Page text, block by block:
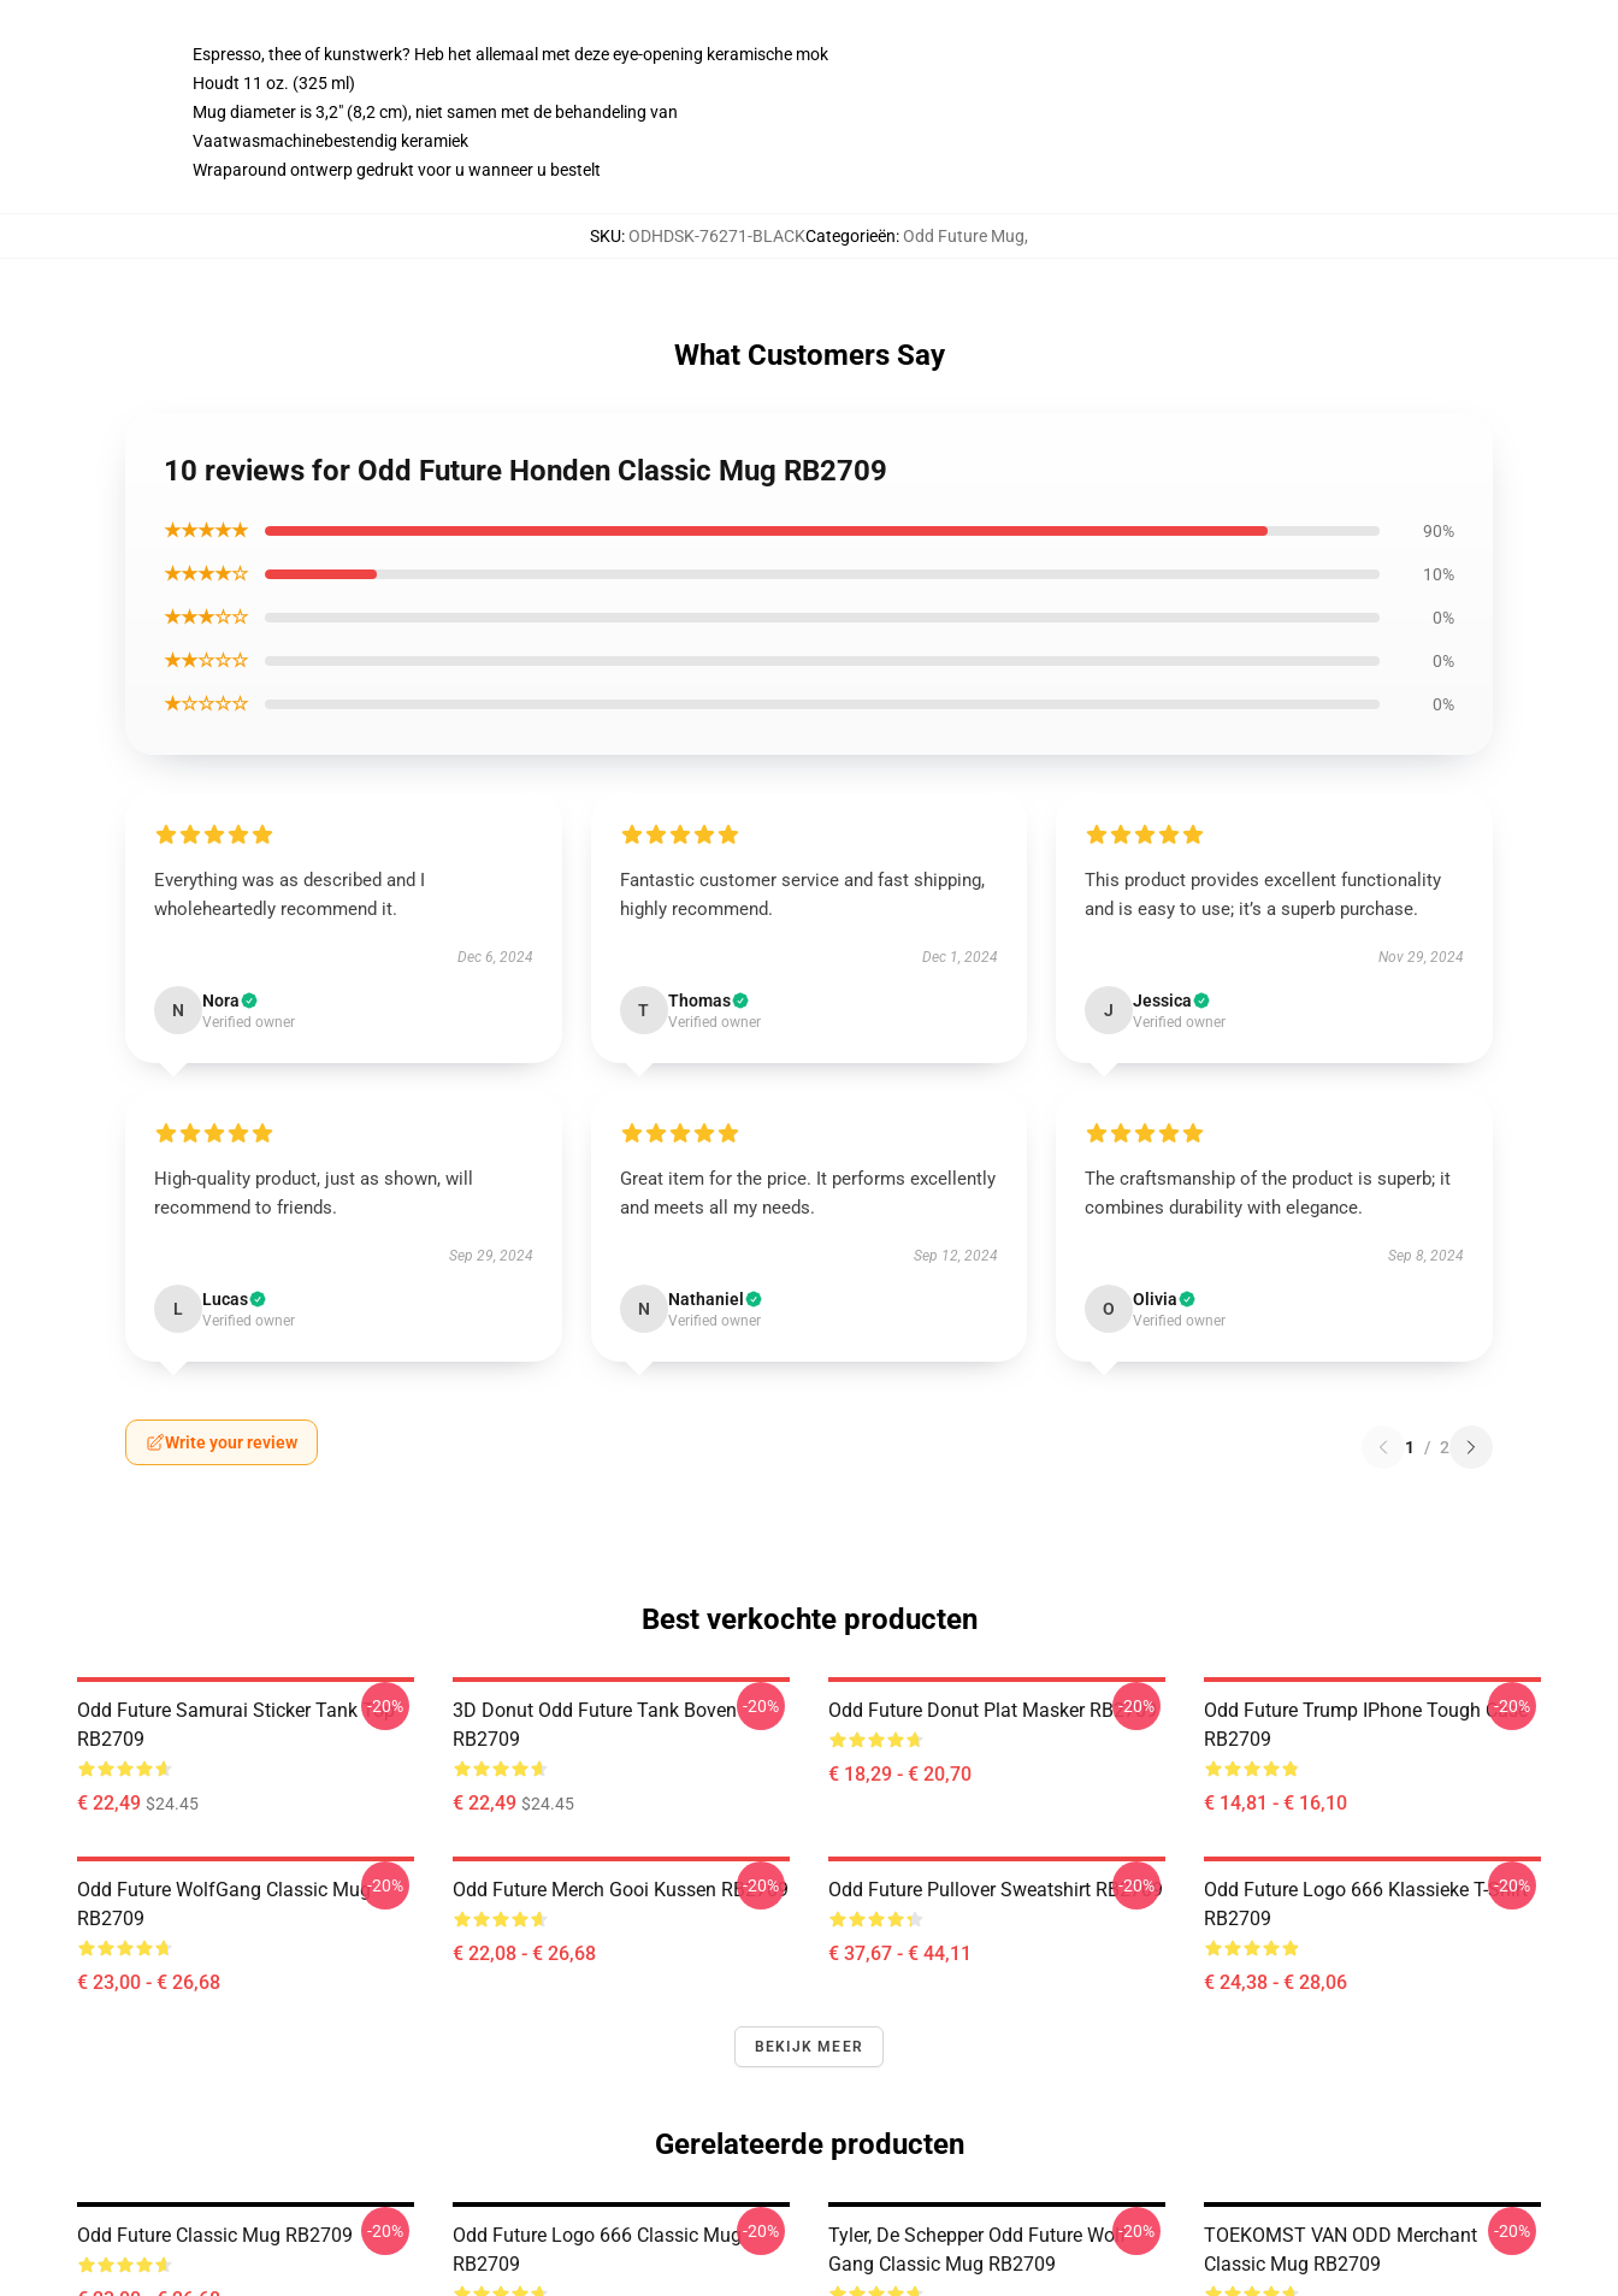
Espresso, thee of kunstwerk? Heb het allemaal met deze eye-opening keramische mok
Houdt 11 oz. (325 ml)
Mug diameter is 3,2" (8,2 cm), niet samen met de behandeling van
Vaatwasmachinebestendig keramiek
Wraparound ontwerp gedrukt voor u wanneer u bestelt
SKU:ODHDSK-76271-BLACKCategorieën:Odd Future Mug,
What Customers Say
10 reviews for Odd Future Honden Classic Mug RB2709
★★★★★ 90%
★★★★☆ 10%
★★★☆☆ 0%
★★☆☆☆ 0%
★☆☆☆☆ 0%
Everything was as described and I
wholeheartedly recommend it.
Dec 6, 2024
N Nora
Verified owner
Fantastic customer service and fast shipping,
highly recommend.
Dec 1, 2024
T Thomas
Verified owner
This product provides excellent functionality
and is easy to use; it’s a superb purchase.
Nov 29, 2024
J Jessica
Verified owner
High-quality product, just as shown, will
recommend to friends.
Sep 29, 2024
L Lucas
Verified owner
Great item for the price. It performs excellently
and meets all my needs.
Sep 12, 2024
N Nathaniel
Verified owner
The craftsmanship of the product is superb; it
combines durability with elegance.
Sep 8, 2024
O Olivia
Verified owner
Write your review 1 / 2
Best verkochte producten
Odd Future Samurai Sticker Tank Top
RB2709
€ 22,49 $24.45
-20%
3D Donut Odd Future Tank Boven
RB2709
€ 22,49 $24.45
-20% Odd Future Donut Plat Masker RB2709
€ 18,29 - € 20,70
-20%
Odd Future Trump IPhone Tough Case
RB2709
€ 14,81 - € 16,10
-20%
Odd Future WolfGang Classic Mug
RB2709
€ 23,00 - € 26,68
-20% Odd Future Merch Gooi Kussen RB2709
€ 22,08 - € 26,68
-20% Odd Future Pullover Sweatshirt RB2709
€ 37,67 - € 44,11
-20%
Odd Future Logo 666 Klassieke T-Shirt
RB2709
€ 24,38 - € 28,06
-20%
BEKIJK MEER
Gerelateerde producten
Odd Future Classic Mug RB2709 -20%
Odd Future Logo 666 Classic Mug
RB2709
-20%
Tyler, De Schepper Odd Future Wolf
Gang Classic Mug RB2709
-20%
TOEKOMST VAN ODD Merchant
Classic Mug RB2709
-20%